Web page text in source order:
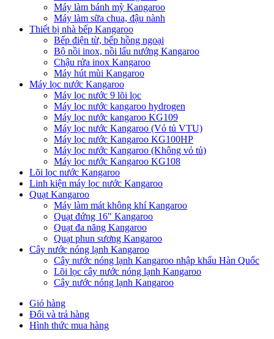
Máy làm bánh mỳ Kangaroo
Máy làm sữa chua, đậu nành
Thiết bị nhà bếp Kangaroo
Bếp điện từ, bếp hồng ngoại
Bộ nồi inox, nồi lẩu nướng Kangaroo
Chậu rửa inox Kangaroo
Máy hút mùi Kangaroo
Máy lọc nước Kangaroo
Máy lọc nước 9 lõi lọc
Máy lọc nước kangaroo hydrogen
Máy lọc nước kangaroo KG109
Máy lọc nước Kangaroo (Vỏ tủ VTU)
Máy lọc nước Kangaroo KG100HP
Máy lọc nước Kangaroo (Không vỏ tủ)
Máy lọc nước Kangaroo KG108
Lõi lọc nước Kangaroo
Linh kiện máy lọc nước Kangaroo
Quạt Kangaroo
Máy làm mát không khí Kangaroo
Quạt đứng 16" Kangaroo
Quạt đa năng Kangaroo
Quạt phun sương Kangaroo
Cây nước nóng lạnh Kangaroo
Cây nước nóng lạnh Kangaroo nhập khẩu Hàn Quốc
Lõi lọc cây nước nóng lạnh Kangaroo
Cây nước nóng lạnh Kangaroo
Giỏ hàng
Đổi và trả hàng
Hình thức mua hàng